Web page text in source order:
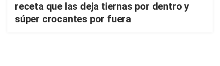
receta que las deja tiernas por dentro y
súper crocantes por fuera